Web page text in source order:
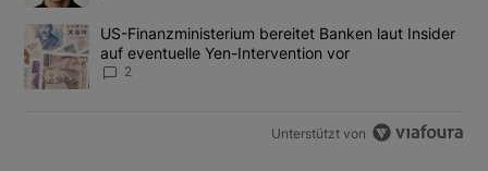
Ein Trendartikel mit dem Titel "US-Finanzministerium bereitet
US-Finanzministerium bereitet Banken laut Insider
auf eventuelle Yen-Intervention vor
2
Unterstützt von